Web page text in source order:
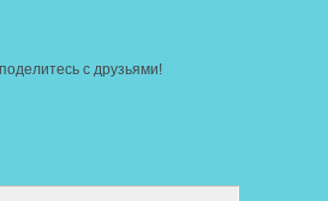
с друзьями!